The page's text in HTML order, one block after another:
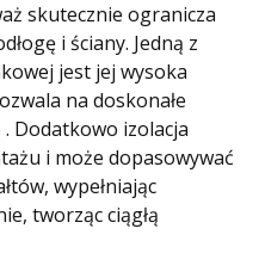
skutecznie ogranicza
i ściany. Jedną z
jest jej wysoka
na doskonałe
Dodatkowo izolacja
i może dopasowywać
wypełniając
tworząc ciągłą